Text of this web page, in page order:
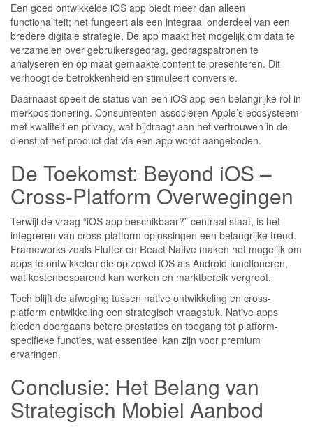
Een goed ontwikkelde iOS app biedt meer dan alleen
functionaliteit; het fungeert als een integraal onderdeel van een
bredere digitale strategie. De app maakt het mogelijk om data te
verzamelen over gebruikersgedrag, gedragspatronen te
analyseren en op maat gemaakte content te presenteren. Dit
verhoogt de betrokkenheid en stimuleert conversie.
Daarnaast speelt de status van een iOS app een belangrijke rol in
merkpositionering. Consumenten associëren Apple’s ecosysteem
met kwaliteit en privacy, wat bijdraagt aan het vertrouwen in de
dienst of het product dat via een app wordt aangeboden.
De Toekomst: Beyond iOS –
Cross-Platform Overwegingen
Terwijl de vraag “iOS app beschikbaar?” centraal staat, is het
integreren van cross-platform oplossingen een belangrijke trend.
Frameworks zoals Flutter en React Native maken het mogelijk om
apps te ontwikkelen die op zowel iOS als Android functioneren,
wat kostenbesparend kan werken en marktbereik vergroot.
Toch blijft de afweging tussen native ontwikkeling en cross-
platform ontwikkeling een strategisch vraagstuk. Native apps
bieden doorgaans betere prestaties en toegang tot platform-
specifieke functies, wat essentieel kan zijn voor premium
ervaringen.
Conclusie: Het Belang van
Strategisch Mobiel Aanbod